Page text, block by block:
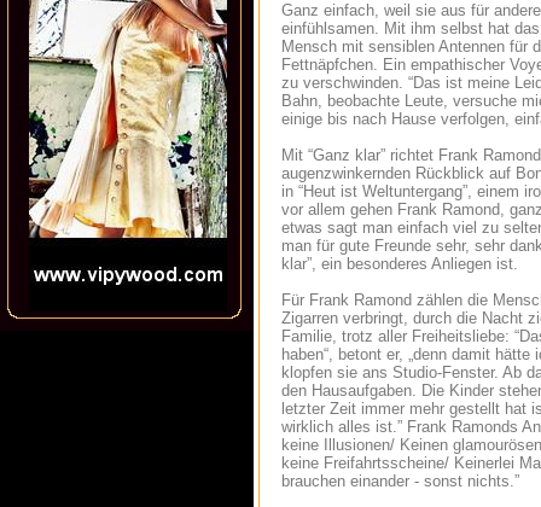
Ganz einfach, weil sie aus für
einfühlsamen. Mit ihm selbst hat
Mensch mit sensiblen Antennen für
Fettnäpfchen. Ein empathischer
zu verschwinden. “Das ist meine
Bahn, beobachte Leute, versuche
einige bis nach Hause verfolgen,
Mit “Ganz klar” richtet Frank
augenzwinkernden Rückblick auf
in “Heut ist Weltuntergang”, einem
vor allem gehen Frank Ramond,
etwas sagt man einfach viel zu
man für gute Freunde sehr, sehr
klar”, ein besonderes Anliegen ist.
Für Frank Ramond zählen die
Zigarren verbringt, durch die Nacht
Familie, trotz aller Freiheitsliebe:
haben“, betont er, „denn damit
klopfen sie ans Studio-Fenster. Ab
den Hausaufgaben. Die Kinder
letzter Zeit immer mehr gestellt hat
wirklich alles ist.” Frank Ramonds
keine Illusionen/ Keinen
keine Freifahrtsscheine/ Keinerlei
brauchen einander - sonst nichts.”